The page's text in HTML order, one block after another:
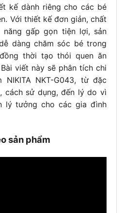
kế dành riêng cho các bé
Với thiết kế đơn giản, chất
gấp gọn tiện lợi, sản
dàng chăm sóc bé trong
thời tạo thói quen ăn
viết này sẽ phân tích chi
NKT-G043, từ đặc
cách sử dụng, đến lý do vì
lý tưởng cho các gia đình
sản phẩm